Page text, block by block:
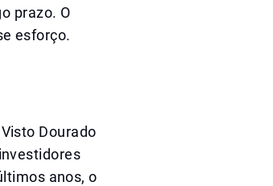
prazo. O
esforço.
Dourado
anos, o